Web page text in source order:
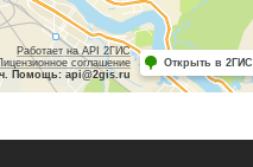
Работает на API 2ГИС
соглашение
Помощь: api@2gis.ru
Открыть в 2ГИС